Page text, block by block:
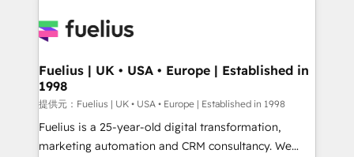
for you and execute it on HubSpot. We are on the
framework, meaning we've been accredited by
HubSpot and vetted by the CCS, which means we
can support public sector companies as well the
other ones listed in our profile. Our services: -
HubSpot implementation - HubSpot CMS website
Fuelius | UK • USA • Europe | Established in
1998
提供元：Fuelius | UK • USA • Europe | Established in 1998
Fuelius is a 25-year-old digital transformation,
marketing automation and CRM consultancy. We